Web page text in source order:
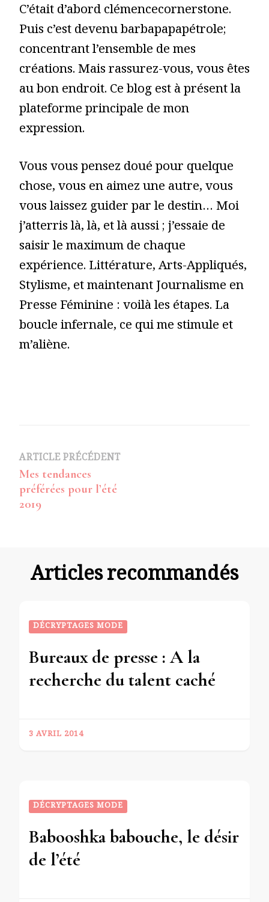
C’était d’abord clémencecornerstone.
Puis c’est devenu barbapapapétrole;
concentrant l’ensemble de mes
créations. Mais rassurez-vous, vous êtes
au bon endroit. Ce blog est à présent la
plateforme principale de mon
expression.
Vous vous pensez doué pour quelque
chose, vous en aimez une autre, vous
vous laissez guider par le destin… Moi
j’atterris là, là, et là aussi ; j’essaie de
saisir le maximum de chaque
expérience. Littérature, Arts-Appliqués,
Stylisme, et maintenant Journalisme en
Presse Féminine : voilà les étapes. La
boucle infernale, ce qui me stimule et
m’aliène.
Navigation
d’article
ARTICLE PRÉCÉDENT
Mes tendances
préférées pour l’été
2019
Articles recommandés
DÉCRYPTAGES MODE
Bureaux de presse : A la
recherche du talent caché
3 AVRIL 2014
DÉCRYPTAGES MODE
Babooshka babouche, le désir
de l’été